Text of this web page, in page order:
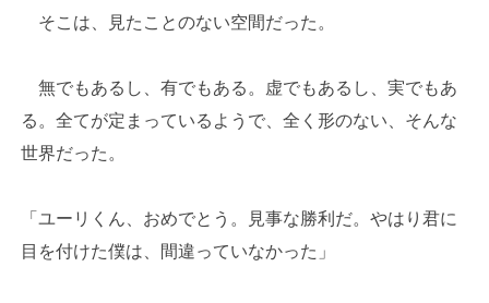
そこは、見たことのない空間だった。
無でもあるし、有でもある。虚でもあるし、実でもあ
る。全てが定まっているようで、全く形のない、そんな
世界だった。
「ユーリくん、おめでとう。見事な勝利だ。やはり君に
目を付けた僕は、間違っていなかった」